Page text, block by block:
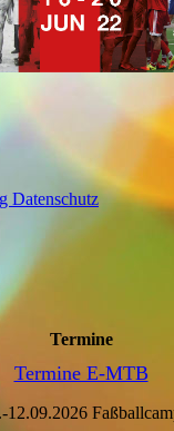
Datenschutz
Termine
Termine E-MTB
12.09.2026